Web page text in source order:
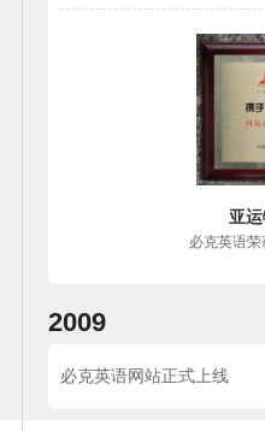
亚
必克英语荣
2009
必克英语网站正式上线